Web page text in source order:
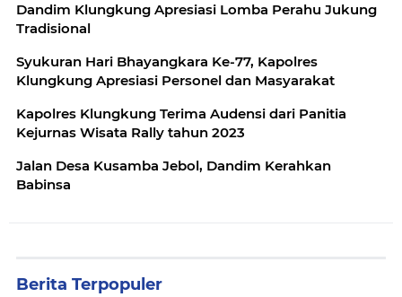
Dandim Klungkung Apresiasi Lomba Perahu Jukung
Tradisional
Syukuran Hari Bhayangkara Ke-77, Kapolres
Klungkung Apresiasi Personel dan Masyarakat
Kapolres Klungkung Terima Audensi dari Panitia
Kejurnas Wisata Rally tahun 2023
Jalan Desa Kusamba Jebol, Dandim Kerahkan
Babinsa
Berita Terpopuler